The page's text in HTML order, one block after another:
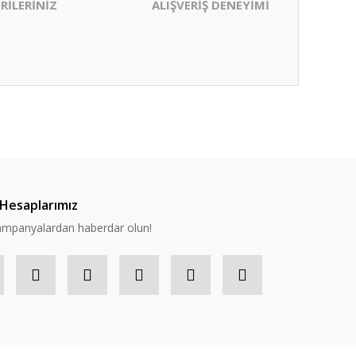
ALIŞVERİŞ DENEYİMİ
haberdar olun!